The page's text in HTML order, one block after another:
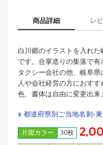
商品詳細 レ
白川郷のイラストを入れ
です。合掌造りの集落で
タクシー会社の他、岐阜
人や会社経営の方におすす
色、書体は自由に変更出来
都道府県別ご当地名刺>東
片面カラー 30枚